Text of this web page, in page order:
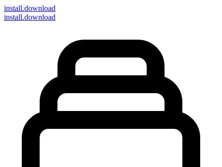
install.download
install.download